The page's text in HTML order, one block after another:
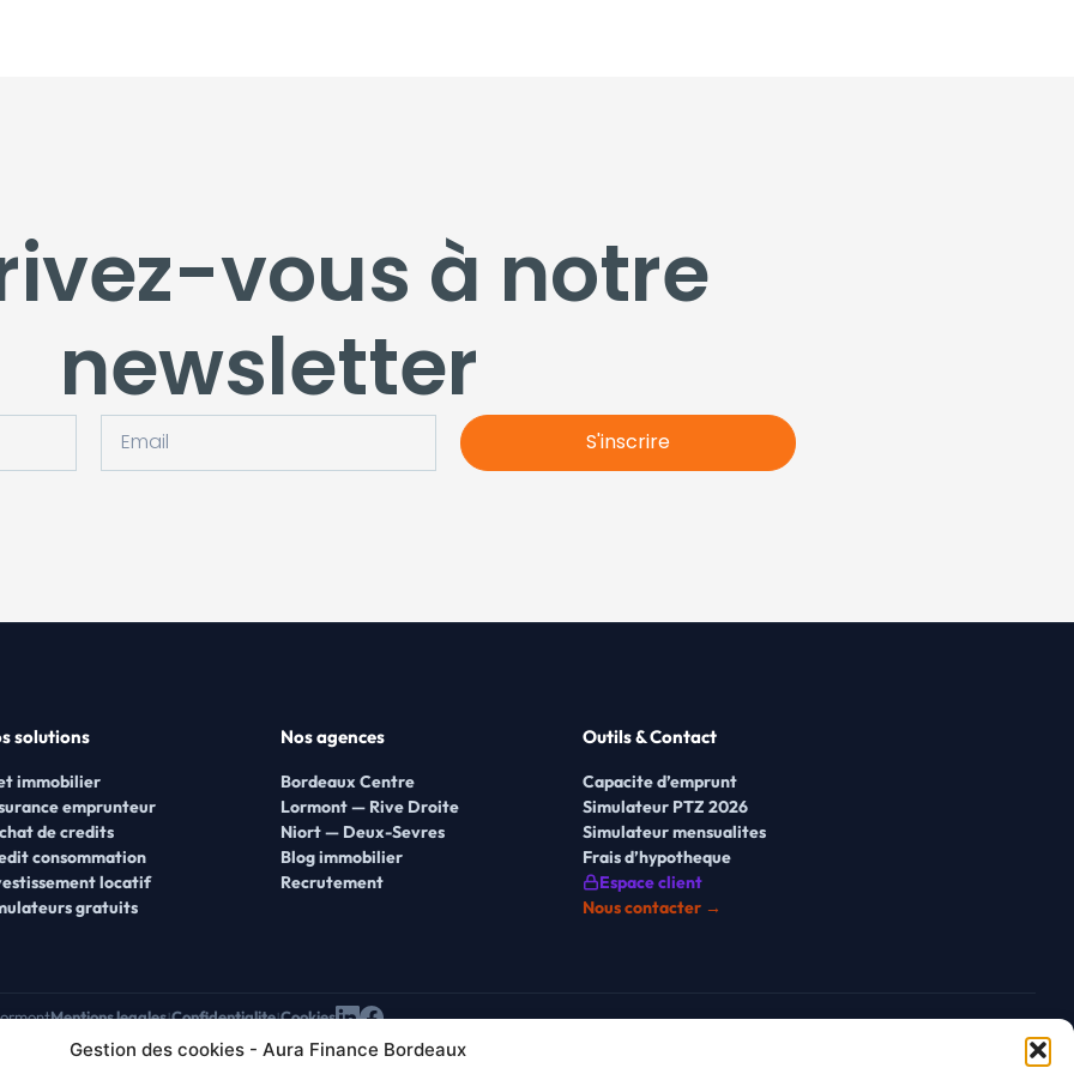
Gestion des cookies - Aura Finance Bordeaux
vous à notre
newsletter
S'inscrire
solutions
immobilier
emprunteur
de credits
consommation
locatif
gratuits
Nos agences
Bordeaux Centre
Lormont — Rive Droite
Niort — Deux-Sevres
Blog immobilier
Recrutement
Outils & Contact
Capacite d’emprunt
Simulateur PTZ 2026
Simulateur mensualites
Frais d’hypotheque
Espace client
Nous contacter →
Mentions legales|Confidentialite|Cookies